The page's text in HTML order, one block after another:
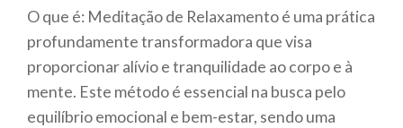
O que é: Meditação de Relaxamento é uma prática
profundamente transformadora que visa
proporcionar alívio e tranquilidade ao corpo e à
mente. Este método é essencial na busca pelo
equilíbrio emocional e bem-estar, sendo uma